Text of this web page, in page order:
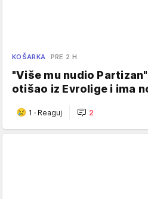
KOŠARKA PRE 2 H
"Više mu nudio
otišao iz Evrolige i ima
1 · Reaguj 2